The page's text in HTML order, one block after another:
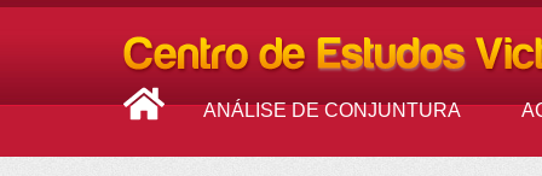
ANÁLISE DE CONJUNTURA